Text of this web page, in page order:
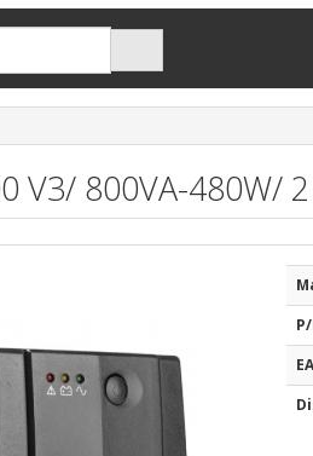
V3/ 800VA-480W/